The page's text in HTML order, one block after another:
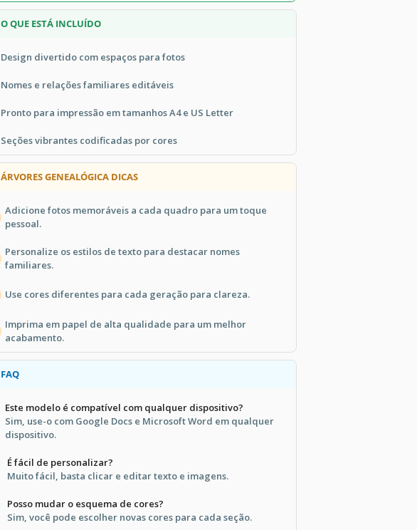
O QUE ESTÁ INCLUÍDO
Design divertido com espaços para fotos
Nomes e relações familiares editáveis
Pronto para impressão em tamanhos A4 e US Letter
Seções vibrantes codificadas por cores
ÁRVORES GENEALÓGICA DICAS
Adicione fotos memoráveis a cada quadro para um toque
pessoal.
Personalize os estilos de texto para destacar nomes
familiares.
Use cores diferentes para cada geração para clareza.
Imprima em papel de alta qualidade para um melhor
acabamento.
FAQ
Este modelo é compatível com qualquer dispositivo?
Sim, use-o com Google Docs e Microsoft Word em qualquer
dispositivo.
É fácil de personalizar?
Muito fácil, basta clicar e editar texto e imagens.
Posso mudar o esquema de cores?
Sim, você pode escolher novas cores para cada seção.